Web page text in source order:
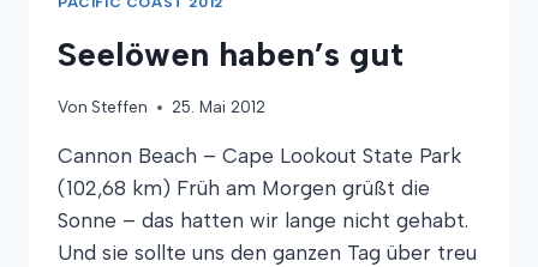
Seelöwen haben’s gut
Von Steffen 25. Mai 2012
Cannon Beach – Cape Lookout State Park
(102,68 km) Früh am Morgen grüßt die
Sonne – das hatten wir lange nicht gehabt.
Und sie sollte uns den ganzen Tag über treu